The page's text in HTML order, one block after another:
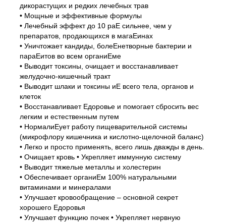
дикорастущих и редких лечебных трав
• Мощные и эффективные формулы
• Лечебный эффект до 10 раЕ сильнее, чем у
препаратов, продающихся в магаЕинах
• Уничтожает кандиды, болеЕнетворные бактерии и
параЕитов во всем органиЕме
• Выводит токсины, очищает и восстанавливает
желудочно-кишечный тракт
• Выводит шлаки и токсины иЕ всего тела, органов и
клеток
• Восстанавливает Едоровье и помогает сбросить вес
легким и естественным путем
• НормалиЕует работу пищеварительной системы
(микрофлору кишечника и кислотно-щелочной баланс)
• Легко и просто применять, всего лишь дважды в день.
• Очищает кровь • Укрепляет иммунную систему
• Выводит тяжелые металлы и холестерин
• Обеспечивает органиЕм 100% натуральными
витаминами и минералами
• Улучшает кровообращение – основной секрет
хорошего Едоровья
• Улучшает функцию почек • Укрепляет нервную